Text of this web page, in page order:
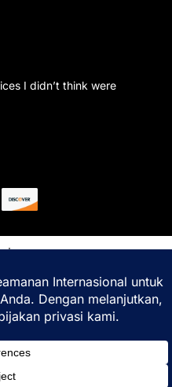
I didn’t think were
terbaik Anda.